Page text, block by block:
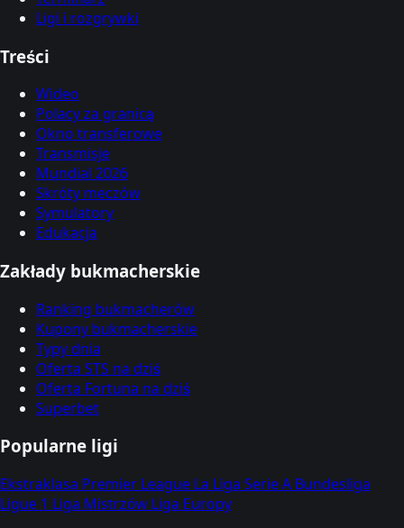
Ligi i rozgrywki
Treści
Wideo
Polacy za granicą
Okno transferowe
Transmisje
Mundial 2026
Skróty meczów
Symulatory
Edukacja
Zakłady bukmacherskie
Ranking bukmacherów
Kupony bukmacherskie
Typy dnia
Oferta STS na dziś
Oferta Fortuna na dziś
Superbet
Popularne ligi
Ekstraklasa Premier League La Liga Serie A Bundesliga
Ligue 1 Liga Mistrzów Liga Europy